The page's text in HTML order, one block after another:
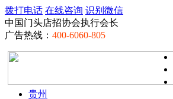
拨打电话 在线咨询 识别微信
中国门头店招协会执行会长
广告热线： 400-6060-805
贵州